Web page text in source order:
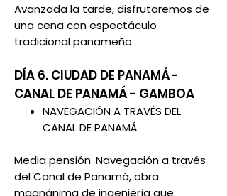
Avanzada la tarde, disfrutaremos de
una cena con espectáculo
tradicional panameño.
DÍA 6. CIUDAD DE PANAMÁ -
CANAL DE PANAMÁ - GAMBOA
NAVEGACIÓN A TRAVÉS DEL
CANAL DE PANAMÁ
Media pensión. Navegación a través
del Canal de Panamá, obra
magnánima de ingeniería que